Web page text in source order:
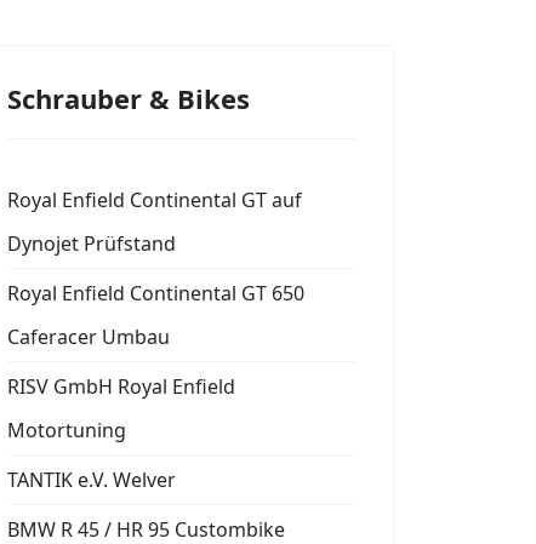
Schrauber & Bikes
Royal Enfield Continental GT auf
Dynojet Prüfstand
Royal Enfield Continental GT 650
Caferacer Umbau
RISV GmbH Royal Enfield
Motortuning
TANTIK e.V. Welver
BMW R 45 / HR 95 Custombike